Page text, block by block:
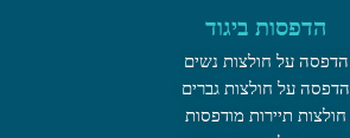
הדפסות ביגוד
הדפסה על חולצות נשים
הדפסה על חולצות גברים
חולצות תיירות מודפסות